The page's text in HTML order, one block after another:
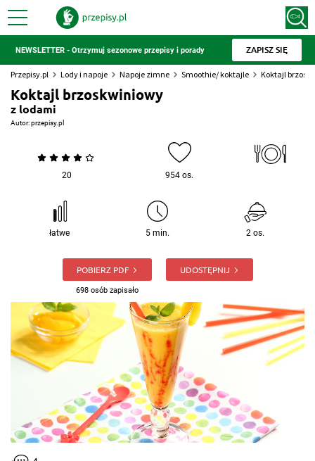
NEWSLETTER - Otrzymuj sezonowe przepisy i porady ZAPISZ SIĘ
Przepisy.pl Lody i napoje Napoje zimne Smoothie/ koktajle Koktajl
Koktajl brzoskwiniowy
z lodami
Autor:przepisy.pl
20 954 os.
łatwe 5 min. 2 os.
POBIERZ PDF
698 osób zapisało
UDOSTĘPNIJ